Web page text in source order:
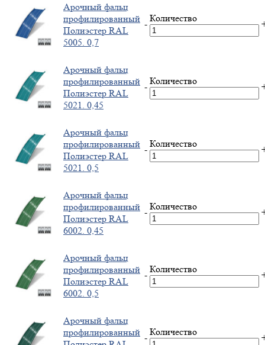
Арочный фальц
профилированный
Полиэстер RAL
5005. 0,7
-
Количество
Арочный фальц
профилированный
Полиэстер RAL
5021. 0,45
-
Количество
Арочный фальц
профилированный
Полиэстер RAL
5021. 0,5
-
Количество
Арочный фальц
профилированный
Полиэстер RAL
6002. 0,45
-
Количество
Арочный фальц
профилированный
Полиэстер RAL
6002. 0,5
-
Количество
Арочный фальц
профилированный -
Количество